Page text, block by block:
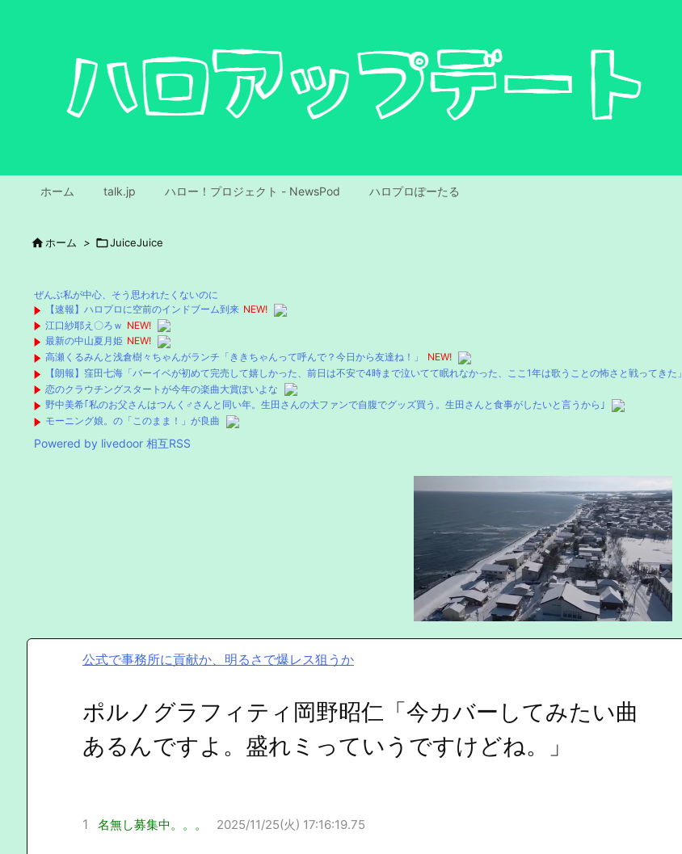
ホーム talk.jp ハロー！プロジェクト - NewsPod ハロプロぽーたる
 ホーム > JuiceJuice
ぜんぶ私が中心、そう思われたくないのに
【速報】ハロプロに空前のインドブーム到来 NEW!
江口紗耶え〇ろｗ NEW!
最新の中山夏月姫 NEW!
高瀬くるみんと浅倉樹々ちゃんがランチ「ききちゃんって呼んで？今日から友達ね！」
NEW!
【朗報】窪田七海「バーイベが初めて完売して嬉しかった、前日は不安で4時まで泣いてて眠れなかった、ここ1年は歌うことの怖さと戦ってきた」
恋のクラウチングスタートが今年の楽曲大賞ぽいよな
野中美希｢私のお父さんはつんく♂さんと同い年。生田さんの大ファンで自腹でグッズ買う。生田さんと食事がしたいと言うから｣
モーニング娘。の「このまま！」が良曲
Powered by livedoor 相互RSS
公式で事務所に貢献か、明るさで爆レス狙うか
ポルノグラフィティ岡野昭仁「今カバーしてみたい曲
あるんですよ。盛れミっていうですけどね。」
1 名無し募集中。。。 2025/11/25(火) 17:16:19.75